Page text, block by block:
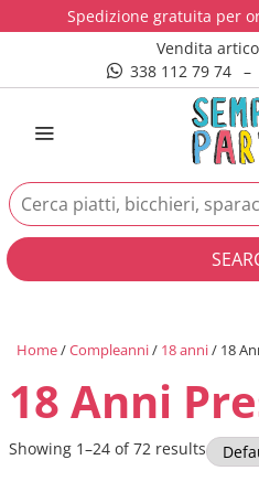
Spedizione gratuita per
Vendita
338 112 79 74
–
Home/Compleanni/ 18 anni/ 18
18 Anni
Showing 1–24 of 72 results